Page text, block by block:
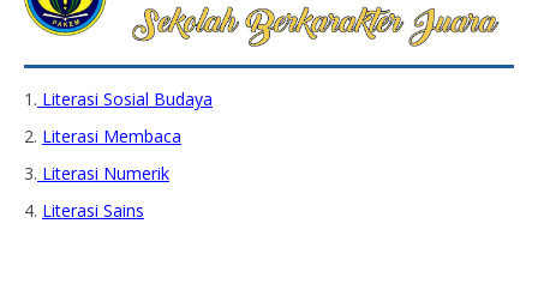
1. Literasi Sosial Budaya
2. Literasi Membaca
3. Literasi Numerik
4. Literasi Sains